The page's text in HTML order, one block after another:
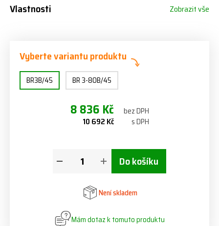
Vlastnosti Zobrazit vše
Vyberte variantu produktu
BR3B/45 BR 3-80B/45
8 836 Kč bez DPH
10 692 Kč s DPH
Do košíku
Není skladem
Mám dotaz k tomuto produktu